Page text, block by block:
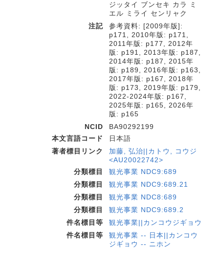
ジッタイ ブンセキ カラ ミ
エル ミライ センリャク
注記
参考資料: [2009年版]:
p171, 2010年版: p171,
2011年版: p177, 2012年
版: p191, 2013年版: p187,
2014年版: p187, 2015年
版: p189, 2016年版: p163,
2017年版: p167, 2018年
版: p173, 2019年版: p179,
2022-2024年版: p167,
2025年版: p165, 2026年
版: p165
NCID
BA90292199
本文言語コード
日本語
著者標目リンク
加藤, 弘治||カトウ, コウジ
<AU20022742>
分類標目
観光事業 NDC9:689
分類標目
観光事業 NDC9:689.21
分類標目
観光事業 NDC8:689
分類標目
観光事業 NDC9:689.2
件名標目等
観光事業||カンコウジギョウ
件名標目等
観光事業 -- 日本||カンコウ
ジギョウ -- ニホン